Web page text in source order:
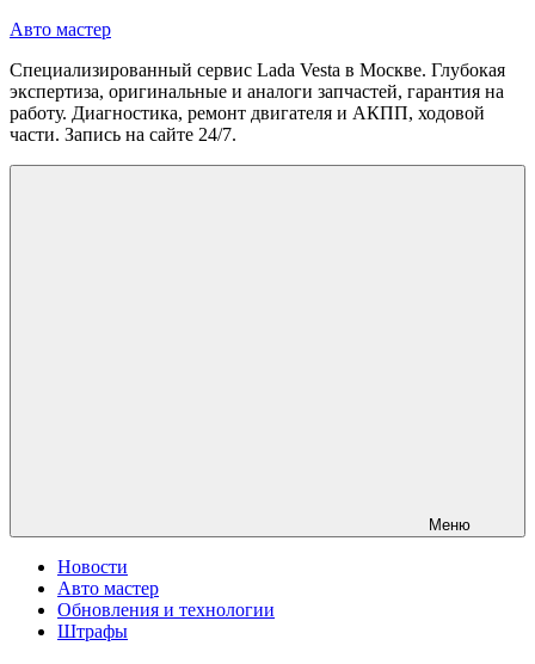
Перейти
содержимому
Авто мастер
Специализированный сервис Lada Vesta в Москве. Глубокая
экспертиза, оригинальные и аналоги запчастей, гарантия на
работу. Диагностика, ремонт двигателя и АКПП, ходовой
части. Запись на сайте 24/7.
Меню
Новости
Авто мастер
Обновления и технологии
Штрафы